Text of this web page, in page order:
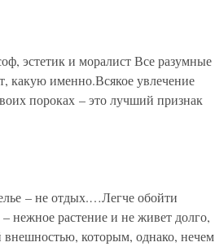
эстетик и моралист Все разумные
какую именно.Всякое увлечение
пороках – это лучший признак
– не отдых.…Легче обойти
нежное растение и не живет долго,
внешностью, которым, однако, нечем